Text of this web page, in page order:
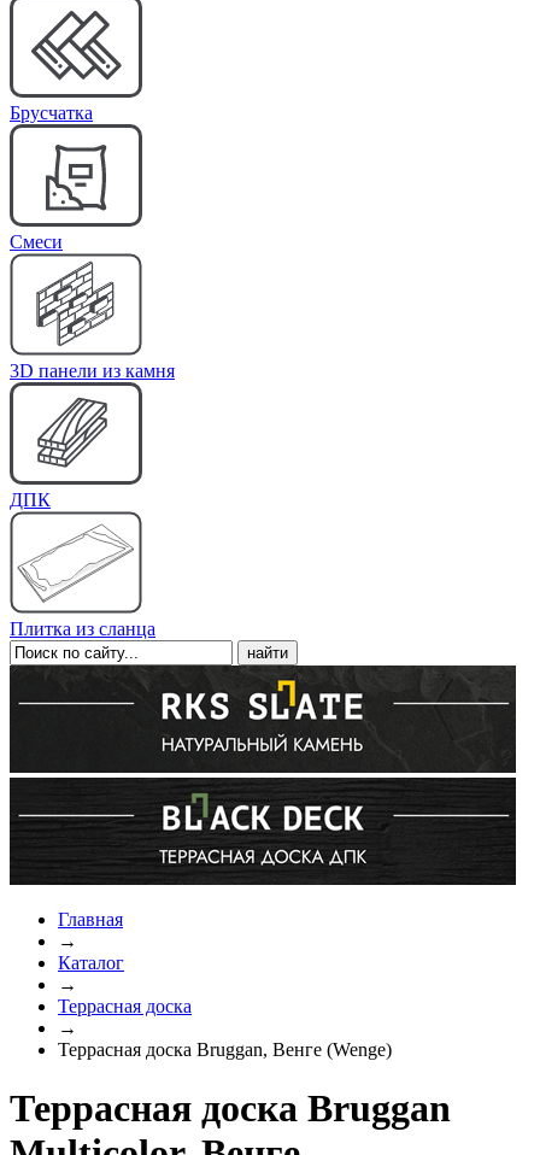
Брусчатка
Cмеси
3D панели из камня
ДПК
Плитка из сланца
Главная
→
Каталог
→
Террасная доска
→
Террасная доска Bruggan, Венге (Wenge)
Террасная доска Bruggan